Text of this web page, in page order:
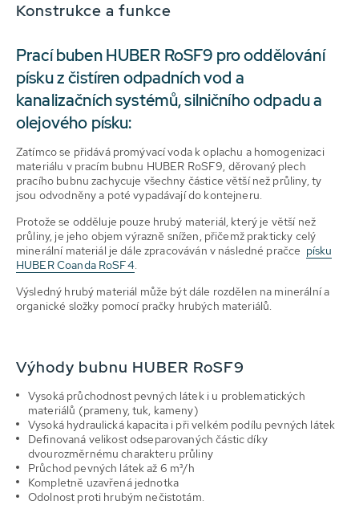
Konstrukce a funkce
Prací buben HUBER RoSF9 pro oddělování
písku z čistíren odpadních vod a
kanalizačních systémů, silničního odpadu a
olejového písku:
Zatímco se přidává promývací voda k oplachu a homogenizaci
materiálu v pracím bubnu HUBER RoSF9, děrovaný plech
pracího bubnu zachycuje všechny částice větší než průliny, ty
jsou odvodněny a poté vypadávají do kontejneru.
Protože se odděluje pouze hrubý materiál, který je větší než
průliny, je jeho objem výrazně snížen, přičemž prakticky celý
minerální materiál je dále zpracováván v následné pračce písku
HUBER Coanda RoSF4.
Výsledný hrubý materiál může být dále rozdělen na minerální a
organické složky pomocí pračky hrubých materiálů.
Výhody bubnu HUBER RoSF9
Vysoká průchodnost pevných látek i u problematických
materiálů (prameny, tuk, kameny)
Vysoká hydraulická kapacita i při velkém podílu pevných látek
Definovaná velikost odseparovaných částic díky
dvourozměrnému charakteru průliny
Průchod pevných látek až 6 m³/h
Kompletně uzavřená jednotka
Odolnost proti hrubým nečistotám.